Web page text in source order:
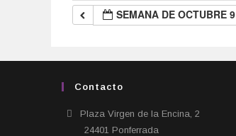
SEMANA DE OCTUBRE 9
Contacto
Plaza Virgen de la Encina, 2
24401 Ponferrada​